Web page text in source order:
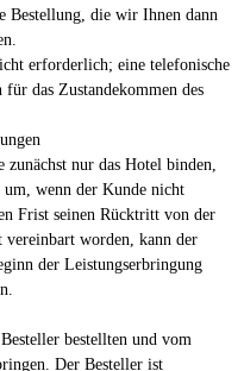
Bestellung, die wir Ihnen dann
erforderlich; eine telefonische
das Zustandekommen des
zunächst nur das Hotel binden,
um, wenn der Kunde nicht
Frist seinen Rücktritt von der
worden, kann der
der Leistungserbringung
bestellten und vom
Der Besteller ist